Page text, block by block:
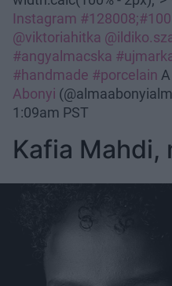
Instagram
@viktoriahitka
#angyalmacska
#handmade #porcelain
Abonyi
1:09am PST
Kafia Mahdi,